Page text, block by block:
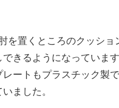
を置くところのクッショ
きるようになっています
レートもプラスチック製
ました。